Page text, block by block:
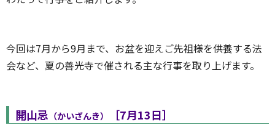
今回は7月から9月まで、お盆を迎えご先祖様を供養する法
会など、夏の善光寺で催される主な行事を取り上げます。
開山忌 （かいざんき） ［7月13日］